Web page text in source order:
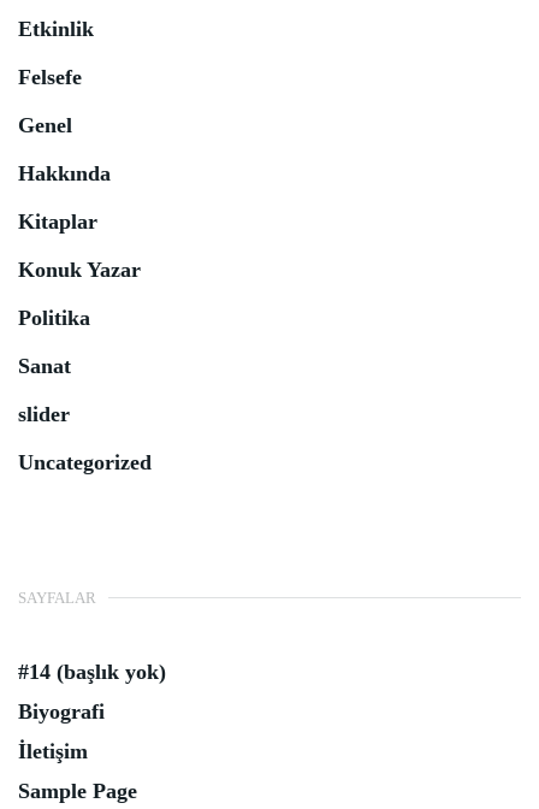
Etkinlik
Felsefe
Genel
Hakkında
Kitaplar
Konuk Yazar
Politika
Sanat
slider
Uncategorized
SAYFALAR
#14 (başlık yok)
Biyografi
İletişim
Sample Page